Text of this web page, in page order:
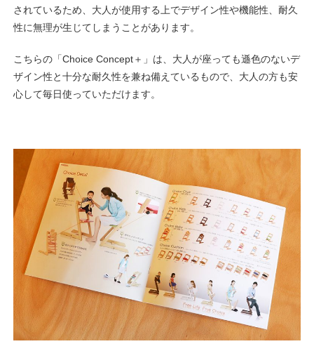
されているため、大人が使用する上でデザイン性や機能性、耐久
性に無理が生じてしまうことがあります。
こちらの「Choice Concept＋」は、大人が座っても遜色のないデ
ザイン性と十分な耐久性を兼ね備えているもので、大人の方も安
心して毎日使っていただけます。